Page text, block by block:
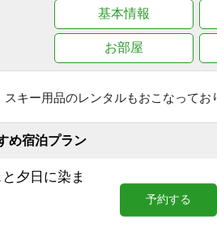
予約する
ー場が目の
予約する
予約する
キー用品のレンタルもおこなってお
基本情報
お部屋
め宿泊プラン
夕日に染ま
予約する